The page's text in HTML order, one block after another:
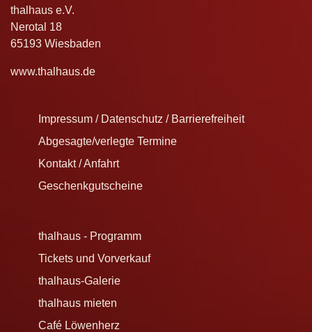
thalhaus e.V.
Nerotal 18
65193 Wiesbaden
www.thalhaus.de
Impressum / Datenschutz / Barrierefreiheit
Abgesagte/verlegte Termine
Kontakt / Anfahrt
Geschenkgutscheine
thalhaus - Programm
Tickets und Vorverkauf
thalhaus-Galerie
thalhaus mieten
Café Löwenherz